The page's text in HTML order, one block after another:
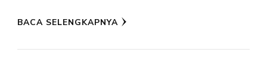
BACA SELENGKAPNYA